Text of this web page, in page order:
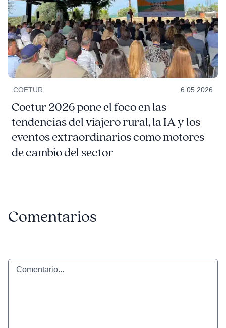
COETUR 6.05.2026
Coetur 2026 pone el foco en las
tendencias del viajero rural, la IA y los
eventos extraordinarios como motores
de cambio del sector
Comentarios
Comentario